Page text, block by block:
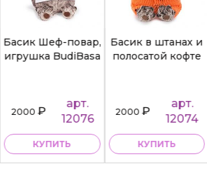
Басик Шеф-повар,
игрушка BudiBasa
2000₽
арт.
12076
КУПИТЬ
Басик в штанах и
полосатой кофте
2000₽
арт.
12074
КУПИТЬ